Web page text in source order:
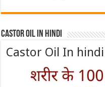
Castor Oil In Hindi
Castor Oil In